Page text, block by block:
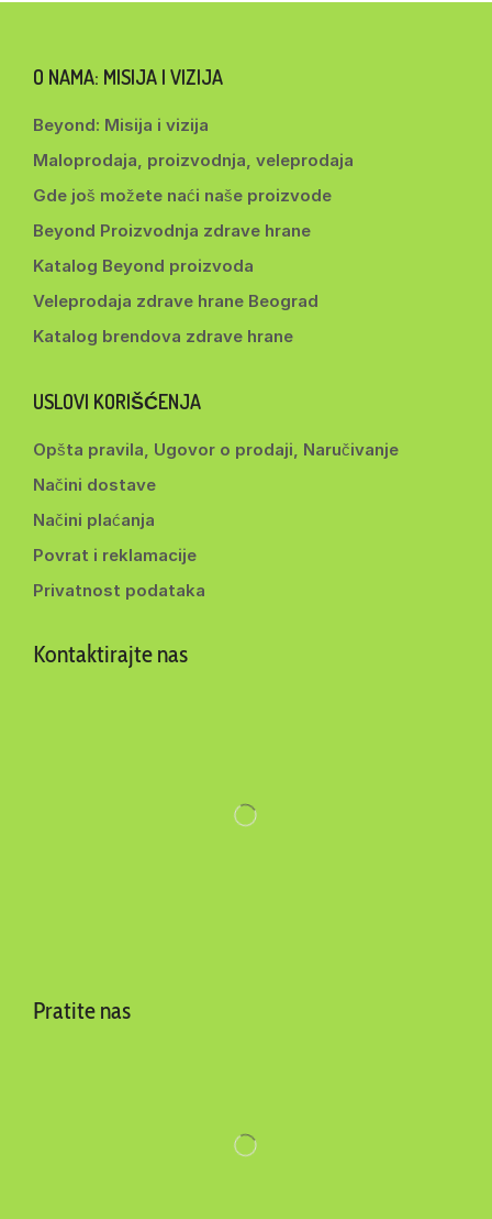
O NAMA: MISIJA I VIZIJA
Beyond: Misija i vizija
Maloprodaja, proizvodnja, veleprodaja
Gde još možete naći naše proizvode
Beyond Proizvodnja zdrave hrane
Katalog Beyond proizvoda
Veleprodaja zdrave hrane Beograd
Katalog brendova zdrave hrane
USLOVI KORIŠĆENJA
Opšta pravila, Ugovor o prodaji, Naručivanje
Načini dostave
Načini plaćanja
Povrat i reklamacije
Privatnost podataka
Kontaktirajte nas
Pratite nas